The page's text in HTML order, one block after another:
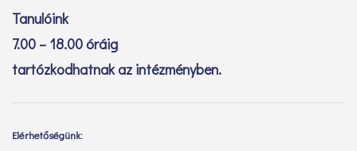
Tanulóink
7.00 – 18.00 óráig
tartózkodhatnak az intézményben.
Elérhetőségünk: